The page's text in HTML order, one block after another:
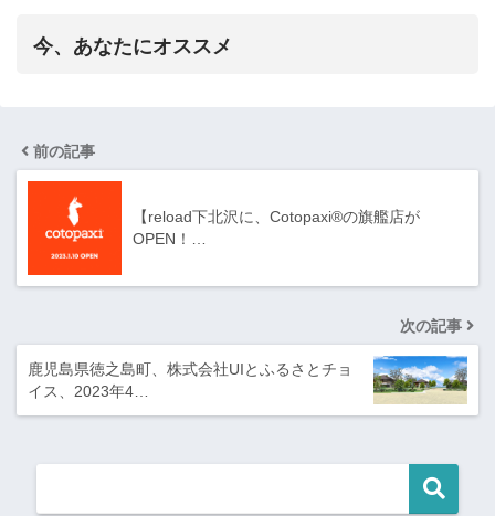
今、あなたにオススメ
前の記事
【reload下北沢に、Cotopaxi®の旗艦店が
OPEN！…
次の記事
鹿児島県徳之島町、株式会社UIとふるさとチョ
イス、2023年4…